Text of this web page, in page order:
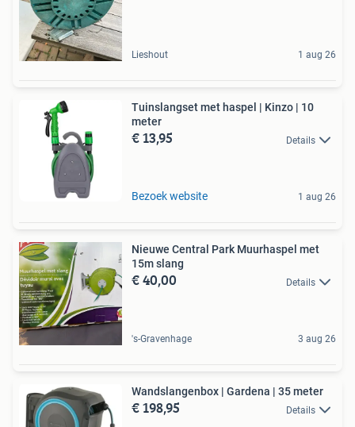
Lieshout 1 aug 26
Tuinslangset met haspel | Kinzo | 10
meter
€ 13,95 Details
Bezoek website 1 aug 26
Nieuwe Central Park Muurhaspel met
15m slang
€ 40,00 Details
's-Gravenhage 3 aug 26
Wandslangenbox | Gardena | 35 meter
€ 198,95 Details